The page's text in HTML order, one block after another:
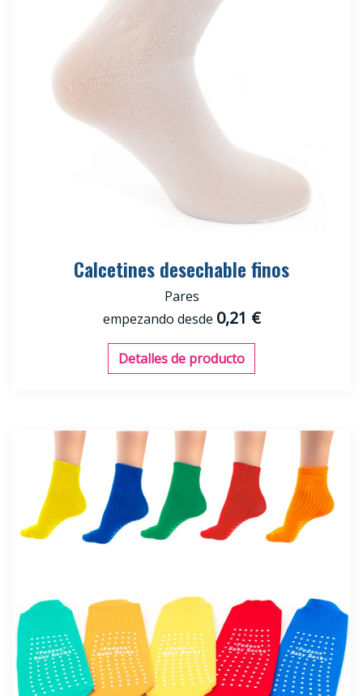
Calcetines desechable finos
Pares
empezando desde 0,21 €
Detalles de producto